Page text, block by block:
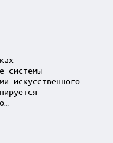
системы
искусственного